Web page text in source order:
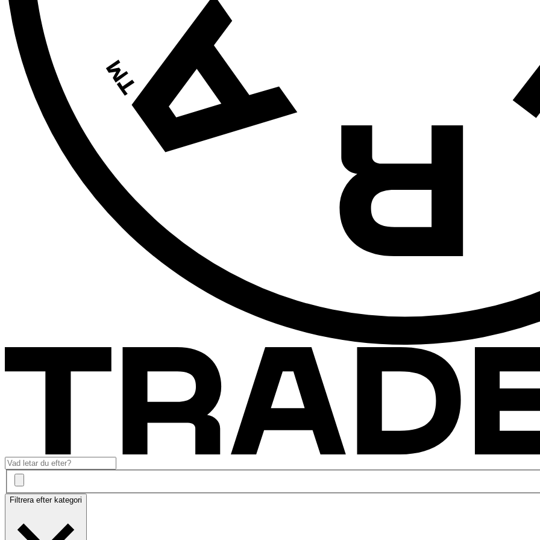
Filtrera efter kategori